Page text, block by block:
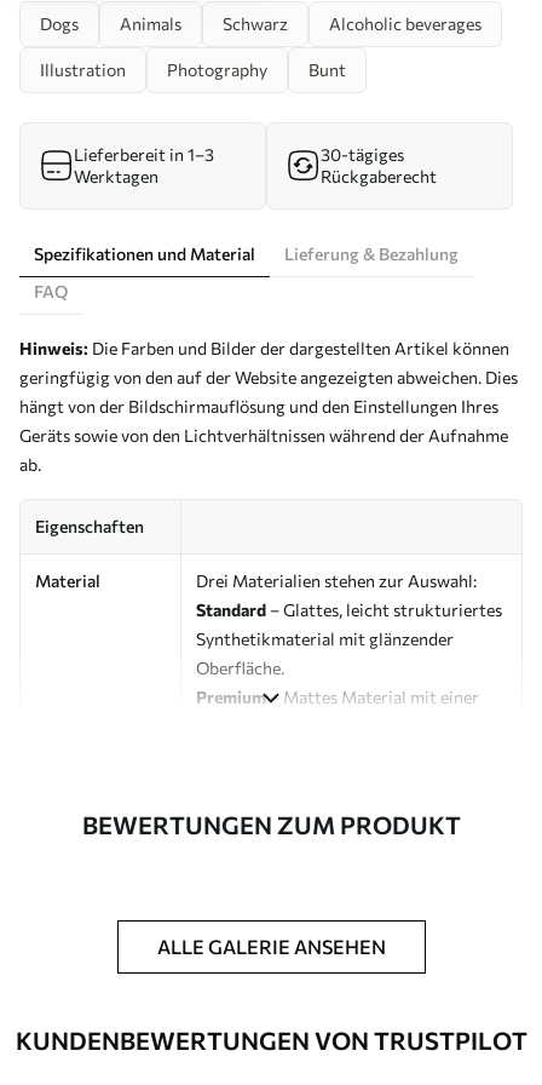
Dogs Animals Schwarz Alcoholic beverages
Illustration Photography Bunt
Lieferbereit in 1–3
Werktagen
30-tägiges
Rückgaberecht
Spezifikationen und Material
Lieferung & Bezahlung
FAQ
Hinweis: Die Farben und Bilder der dargestellten Artikel können
geringfügig von den auf der Website angezeigten abweichen. Dies
hängt von der Bildschirmauflösung und den Einstellungen Ihres
Geräts sowie von den Lichtverhältnissen während der Aufnahme
ab.
Eigenschaften
Material
Drei Materialien stehen zur Auswahl:
Standard – Glattes, leicht strukturiertes
Synthetikmaterial mit glänzender
Oberfläche.
Premium– Mattes Material mit einer
aus 100 % Baumwolle.
Artikelnummer s39470
Zusätzliche
Möglichkeit, einen Schutzlack
Bildes zu erhöhen.
BEWERTUNGEN ZUM PRODUKT
ALLE GALERIE ANSEHEN
KUNDENBEWERTUNGEN VON TRUSTPILOT